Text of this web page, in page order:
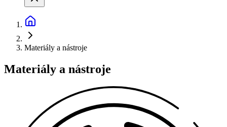
Materiály a nástroje
Materiály a nástroje